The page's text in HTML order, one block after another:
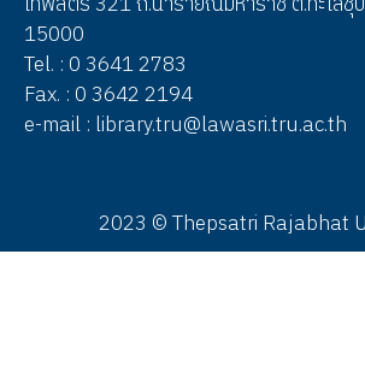
15000
Tel. : 0 3641 2783
Fax. : 0 3642 2194
e-mail : library.tru@lawasri.tru.ac.th
2023 © Thepsatri Rajabhat